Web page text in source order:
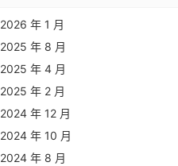
2026 年 1 月
2025 年 8 月
2025 年 4 月
2025 年 2 月
2024 年 12 月
2024 年 10 月
2024 年 8 月